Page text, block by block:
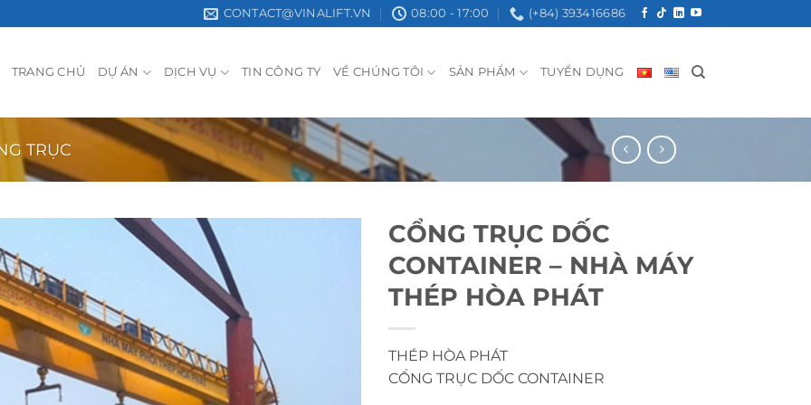
CONTACT@VINALIFT.VN 08:00 - 17:00 (+84) 393416686
TRANG CHỦ DỰ ÁN DỊCH VỤ TIN CÔNG TY VỀ CHÚNG TÔI SẢN PHẨM TUYỂN DỤNG
TRỤC
CỔNG TRỤC DỐC
CONTAINER – NHÀ MÁY
THÉP HÒA PHÁT
THÉP HÒA PHÁT
CỔNG TRỤC DỐC CONTAINER